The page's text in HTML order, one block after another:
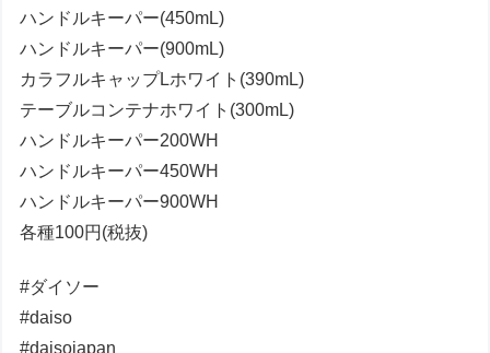
ハンドルキーパー(450mL)
ハンドルキーパー(900mL)
カラフルキャップLホワイト(390mL)
テーブルコンテナホワイト(300mL)
ハンドルキーパー200WH
ハンドルキーパー450WH
ハンドルキーパー900WH
各種100円(税抜)
#ダイソー
#daiso
#daisojapan